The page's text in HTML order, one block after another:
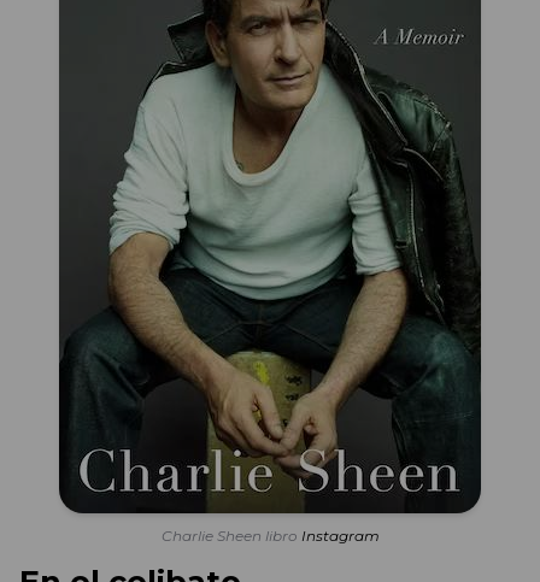
Charlie Sheen libro Instagram